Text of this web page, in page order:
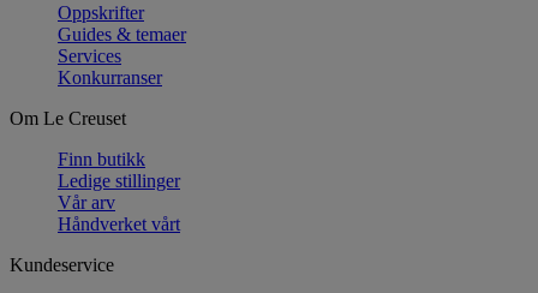
Oppskrifter
Guides & temaer
Services
Konkurranser
Om Le Creuset
Finn butikk
Ledige stillinger
Vår arv
Håndverket vårt
Kundeservice